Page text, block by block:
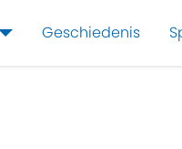
Geschiedenis